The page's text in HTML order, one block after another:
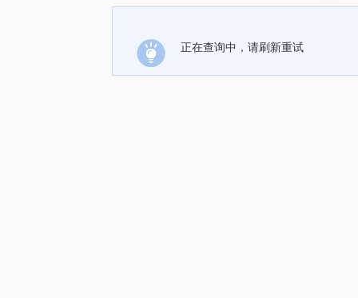
正在查询中，请刷新重试